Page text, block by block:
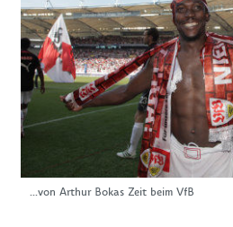
...von Arthur Bokas Zeit beim VfB